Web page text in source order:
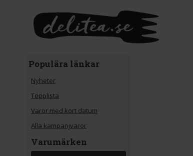
Populära länkar
Nyheter
Topplista
Varor med kort datum
Alla kampanjvaror
Varumärken